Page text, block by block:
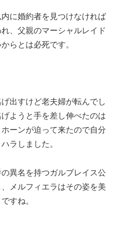
に婚約者を見つけなければ
、父親のマーシャルレイド
らとは必死です。
出すけど老夫婦が転んでし
ようと手を差し伸べたのは
ーンが迫って来たので自分
ラしました。
異名を持つガルブレイス公
メルフィエラはその姿を美
すね。